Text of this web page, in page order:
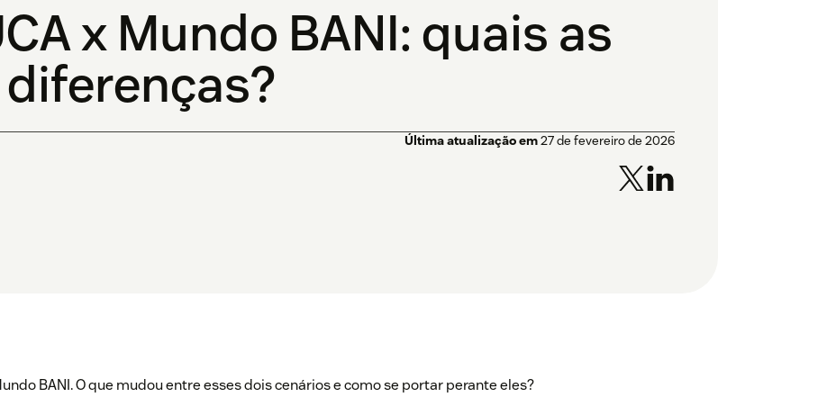
x Mundo BANI: quais as
Última atualização em27 de fevereiro de 2026
BANI. O que mudou entre esses dois cenários e como se portar perante eles?